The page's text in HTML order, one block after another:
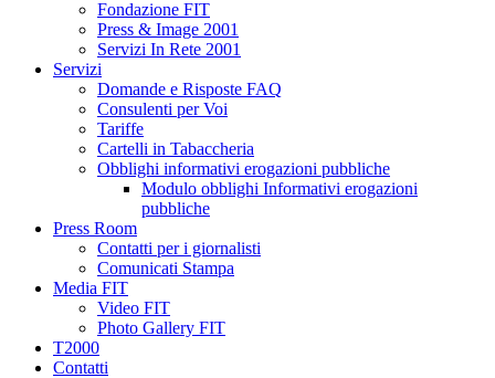
Fondazione FIT
Press & Image 2001
Servizi In Rete 2001
Servizi
Domande e Risposte FAQ
Consulenti per Voi
Tariffe
Cartelli in Tabaccheria
Obblighi informativi erogazioni pubbliche
Modulo obblighi Informativi erogazioni
pubbliche
Press Room
Contatti per i giornalisti
Comunicati Stampa
Media FIT
Video FIT
Photo Gallery FIT
T2000
Contatti